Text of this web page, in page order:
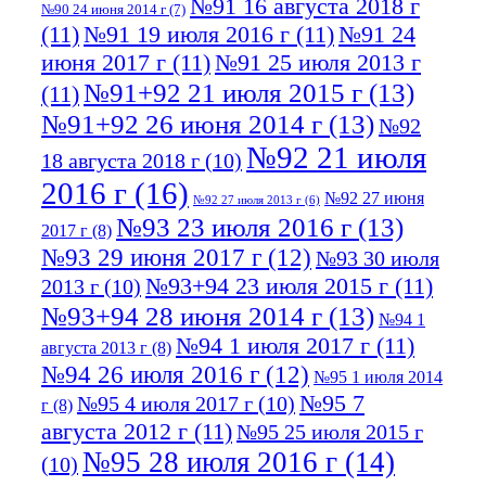
№90 24 июня 2014 г (7) №91 16 августа 2018 г
(11)№91 19 июля 2016 г (11)№91 24
июня 2017 г (11)№91 25 июля 2013 г
(11)№91+92 21 июля 2015 г (13)
№91+92 26 июня 2014 г (13)№92
18 августа 2018 г (10) №92 21 июля
2016 г (16) №92 27 июля 2013 г (6) №92 27 июня
2017 г (8) №93 23 июля 2016 г (13)
№93 29 июня 2017 г (12) №93 30 июля
2013 г (10) №93+94 23 июля 2015 г (11)
№93+94 28 июня 2014 г (13) №94 1
августа 2013 г (8) №94 1 июля 2017 г (11)
№94 26 июля 2016 г (12) №95 1 июля 2014
г (8) №95 4 июля 2017 г (10) №95 7
августа 2012 г (11)№95 25 июля 2015 г
(10) №95 28 июля 2016 г (14)